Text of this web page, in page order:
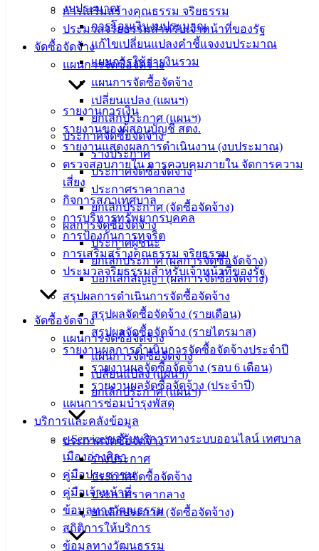
การเสริมสร้างคุณธรรม จริยธรรม
ประมวลจริยธรรมสำหรับเจ้าหน้าที่ของรัฐ
จัดซื้อจัดจ้าง
แผนการจัดซื้อจัดจ้าง
แผนการจัดซื้อจัดจ้าง
เปลี่ยนแปลง (แผนฯ)
ยกเลิกประกาศ (แผนฯ)
ประกาศจัดซื้อจัดจ้าง
ร่างประกาศ
ประกาศจัดซื้อจัดจ้าง
ประกาศราคากลาง
ยกเลิกประกาศ (จัดซื้อจัดจ้าง)
ผลการจัดซื้อจัดจ้าง
ประกาศผู้ชนะ
ยกเลิกประกาศ (ผลการจัดซื้อจัดจ้าง)
บอกเลิกสัญญา (ผลการจัดซื้อจัดจ้าง)
สรุปผลการดำเนินการจัดซื้อจัดจ้าง
สรุปผลจัดซื้อจัดจ้าง (รายเดือน)
สรุปผลจัดซื้อจัดจ้าง (รายไตรมาส)
รายงานผลการดำเนินการจัดซื้อจัดจ้างประจำปี
รายงานผลจัดซื้อจัดจ้าง (รอบ 6 เดือน)
รายงานผลจัดซื้อจัดจ้าง (ประจำปี)
แผนการซ่อมบำรุงพัสดุ
บริการและคลังข้อมูล
e-Service ขอรับบริการทางระบบออนไลน์ เทศบาล
เมืองอ่างศิลา
คู่มือประชาชน
คู่มือเจ้าหน้าที่
ข้อมูลทางวัฒนธรรม
สถิติการให้บริการ
ข้อมูลทางวัฒนธรรม
งบประมาณ
การโอนเงินงบประมาณ
แก้ไขเปลี่ยนแปลงคำชี้แจงงบประมาณ
แผนการใช้จ่ายงินรวม
รายงานการเงิน
รายงานของผู้สอบบัญชี สตง.
รายงานแสดงผลการดำเนินงาน (งบประมาณ)
ตรวจสอบภายใน การควบคุมภายใน จัดการความ
เสี่ยง
กิจการสภาเทศบาล
การบริหารทรัพยากรบุคคล
การป้องกันการทุจริต
การเสริมสร้างคุณธรรม จริยธรรม
ประมวลจริยธรรมสำหรับเจ้าหน้าที่ของรัฐ
จัดซื้อจัดจ้าง
แผนการจัดซื้อจัดจ้าง
แผนการจัดซื้อจัดจ้าง
เปลี่ยนแปลง (แผนฯ)
ยกเลิกประกาศ (แผนฯ)
ประกาศจัดซื้อจัดจ้าง
ร่างประกาศ
ประกาศจัดซื้อจัดจ้าง
ประกาศราคากลาง
ยกเลิกประกาศ (จัดซื้อจัดจ้าง)
ดาวน์โหลด
แบบ
ฟอร์ม,
เอกสาร
ประชาชน/
คู่มือการ
ปฏิบัติ
งาน
ข่าวสาร
น่ารู้
ศุนย์
ข้อมูล
ข่าวสาร
อิเล็กทรอนิกส์
องค์
ความรู้
(Knowledge
Management)
เทศบาล
สายตรง
ประวัติ
เทศบาล
ผู้บริหาร
และ
หัวหน้า